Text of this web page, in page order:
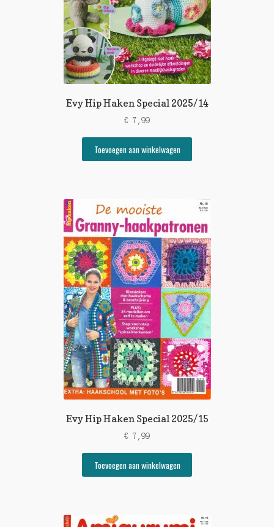
Evy Hip Haken Special 2025/14
€ 7,99
Toevoegen aan winkelwagen
Evy Hip Haken Special 2025/15
€ 7,99
Toevoegen aan winkelwagen